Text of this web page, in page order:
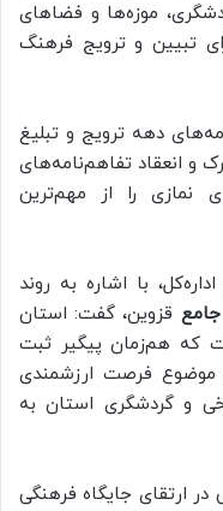
موزه‌ها و فضاهای
تبیین و ترویج فرهنگ
دهه ترویج و تبلیغ
انعقاد تفاهم‌نامه‌های
نمازی را از مهم‌ترین
با اشاره به روند
قزوین، گفت: استان
که هم‌زمان پیگیر ثبت
فرصت ارزشمندی
و گردشگری استان به
ارتقای جایگاه فرهنگی